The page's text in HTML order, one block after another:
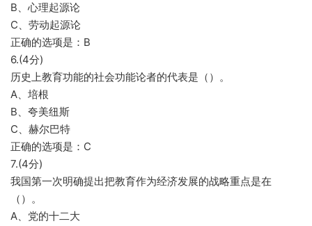
B、心理起源论
C、劳动起源论
正确的选项是：B
6.(4分)
历史上教育功能的社会功能论者的代表是（）。
A、培根
B、夸美纽斯
C、赫尔巴特
正确的选项是：C
7.(4分)
我国第一次明确提出把教育作为经济发展的战略重点是在
（）。
A、党的十二大